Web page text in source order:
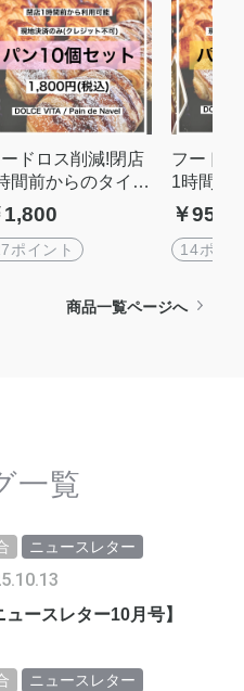
ドロス削減!閉店
間前からのタイム
ール10個分チケッ
【現地払いのみ:ク
ット払い不可】
1,800
ポイント
フード
1時間前
セール5
【現地
ジット
￥950
14ポイ
商品一覧ページへ
一覧
ュースレター10月号】
ニュースレター
ニュースレター